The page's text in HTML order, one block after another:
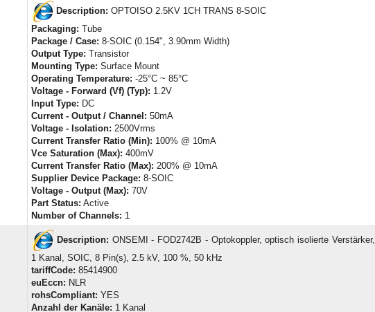
Description: OPTOISO 2.5KV 1CH TRANS 8-SOIC
Packaging: Tube
Package / Case: 8-SOIC (0.154", 3.90mm Width)
Output Type: Transistor
Mounting Type: Surface Mount
Operating Temperature: -25°C ~ 85°C
Voltage - Forward (Vf) (Typ): 1.2V
Input Type: DC
Current - Output / Channel: 50mA
Voltage - Isolation: 2500Vrms
Current Transfer Ratio (Min): 100% @ 10mA
Vce Saturation (Max): 400mV
Current Transfer Ratio (Max): 200% @ 10mA
Supplier Device Package: 8-SOIC
Voltage - Output (Max): 70V
Part Status: Active
Number of Channels: 1
Description: ONSEMI - FOD2742B - Optokoppler, optisch isolierte Verstärker,
1 Kanal, SOIC, 8 Pin(s), 2.5 kV, 100 %, 50 kHz
tariffCode: 85414900
euEccn: NLR
rohsCompliant: YES
Anzahl der Kanäle: 1 Kanal